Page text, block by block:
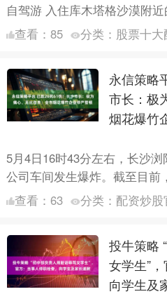
自驾游 入住库木塔格沙漠附
为1094元 “我在某旅行平台上
查看： 85 分类： 股票十
永信策略
市长：极
烟花爆竹
5月4日16时43分左右，长沙
公司车间发生爆炸。截至目前
61人受伤。 今天（5月5日）
查看： 63 分类： 配资炒
投牛策略
女学生”
向学生及